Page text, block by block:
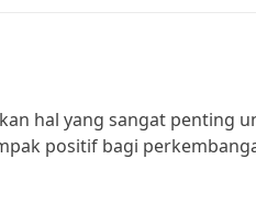
hal yang sangat penting
positif bagi